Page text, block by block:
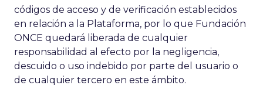
códigos de acceso y de verificación establecidos
en relación a la Plataforma, por lo que Fundación
ONCE quedará liberada de cualquier
responsabilidad al efecto por la negligencia,
descuido o uso indebido por parte del usuario o
de cualquier tercero en este ámbito.